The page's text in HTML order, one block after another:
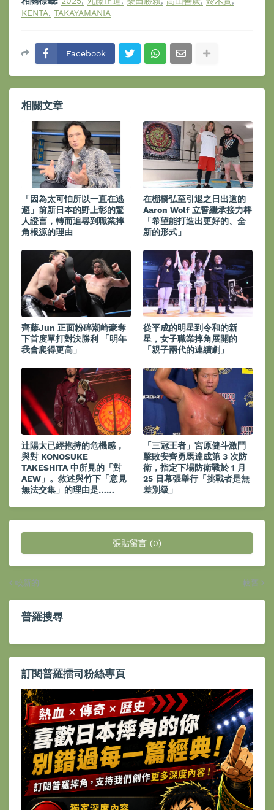
KENTA TAKAYAMANIA
Facebook
相關文章
「因為太可怕所以一直在逃
避」前新日本的野上彰的驚
人證言，轉而追尋到職業摔
角根源的理由
在棚橋弘至引退之日出道的
Aaron Wolf 立誓繼承接力棒
「希望能打造出更好的、全
新的形式」
齊藤Jun 正面粉碎潮崎豪奪
下首度單打對決勝利 「明年
我會爬得更高」
從平成的明星到令和的新
星，女子職業摔角展開的
「親子兩代的連續劇」
辻陽太已經抱持的危機感，
與對 KONOSUKE
TAKESHITA 中所見的「對
AEW」。敘述與竹下「意見
無法交集」的理由是……
「三冠王者」宮原健斗激鬥
擊敗安齊勇馬達成第 3 次防
衛，指定下場防衛戰於 1 月
25 日幕張舉行「挑戰者是無
差別級」
張貼留言 (0)
較新的 較舊
普羅搜尋
訂閱普羅擂司粉絲專頁